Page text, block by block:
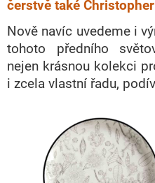
čerstvě také
Nově navíc uvedeme i
tohoto předního
nejen krásnou kolekci
i zcela vlastní řadu,